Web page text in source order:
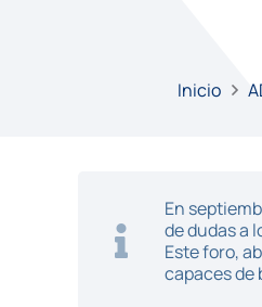
Inicio
En
de dudas a
Este foro,
capaces de